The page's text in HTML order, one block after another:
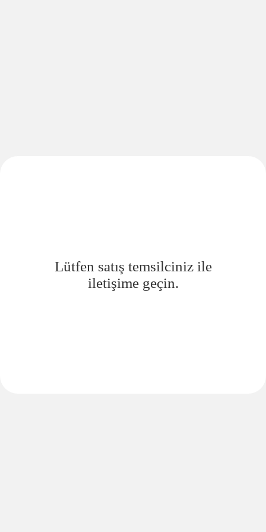
Lütfen satış temsilciniz ile
iletişime geçin.